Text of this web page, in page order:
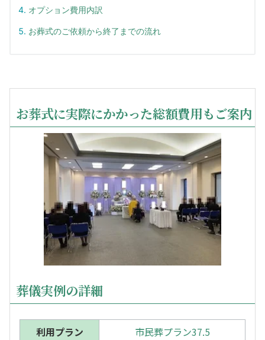
オプション費用内訳
お葬式のご依頼から終了までの流れ
お葬式に実際にかかった総額費用もご案内
葬儀実例の詳細
利用プラン
市民葬プラン37.5